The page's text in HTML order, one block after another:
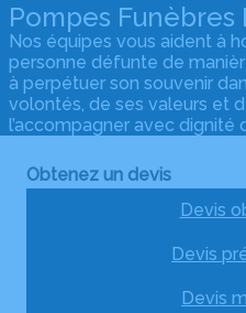
Pompes
Nos équipes vous aident à
personne défunte de
à perpétuer son souvenir
volontés, de ses valeurs et
l’accompagner avec dignité
Obtenez un devis
Devis
Devis
Devis